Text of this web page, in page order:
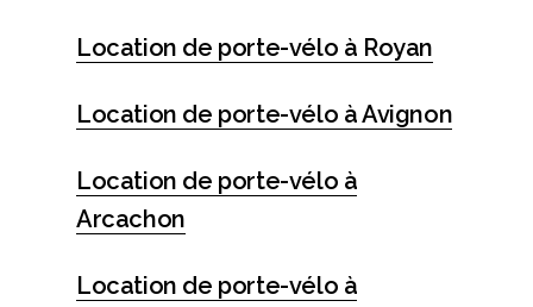
Location de porte-vélo à Royan
Location de porte-vélo à Avignon
Location de porte-vélo à
Arcachon
Location de porte-vélo à